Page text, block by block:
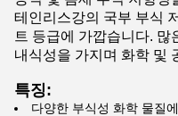
테인리스강의 국부 부식
트 등급에 가깝습니다.
내식성을 가지며 화학 및
특징:
다양한 부식성 화학 물질